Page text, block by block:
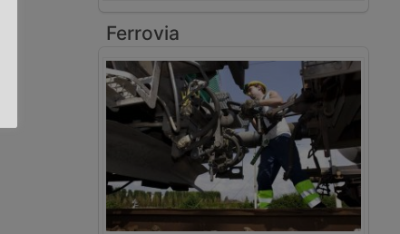
Ferrovia